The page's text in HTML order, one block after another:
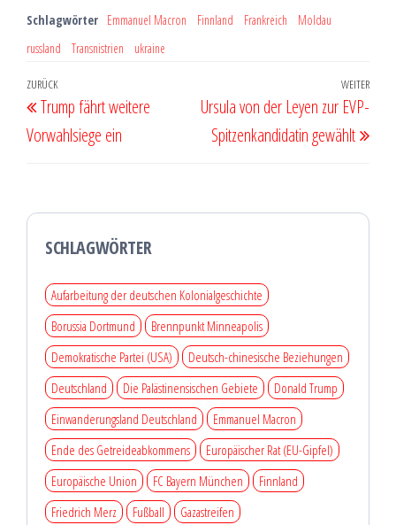
Schlagwörter Emmanuel Macron Finnland Frankreich
Moldau
russland
Transnistrien ukraine
Beitragsnavigation
Vorheriger
Beitrag
ZURÜCK
Trump fährt weitere
Vorwahlsiege ein
WEITER
Ursula von der Leyen zur EVP-
Spitzenkandidatin gewählt
SCHLAGWÖRTER
Aufarbeitung der deutschen Kolonialgeschichte
Borussia Dortmund
Brennpunkt Minneapolis
Demokratische Partei (USA)
Deutsch-chinesische Beziehungen
Deutschland
Die Palästinensischen Gebiete
Donald Trump
Einwanderungsland Deutschland
Emmanuel Macron
Ende des Getreideabkommens
Europäischer Rat (EU-Gipfel)
Europäische Union
FC Bayern München
Finnland
Friedrich Merz
Fußball
Gazastreifen